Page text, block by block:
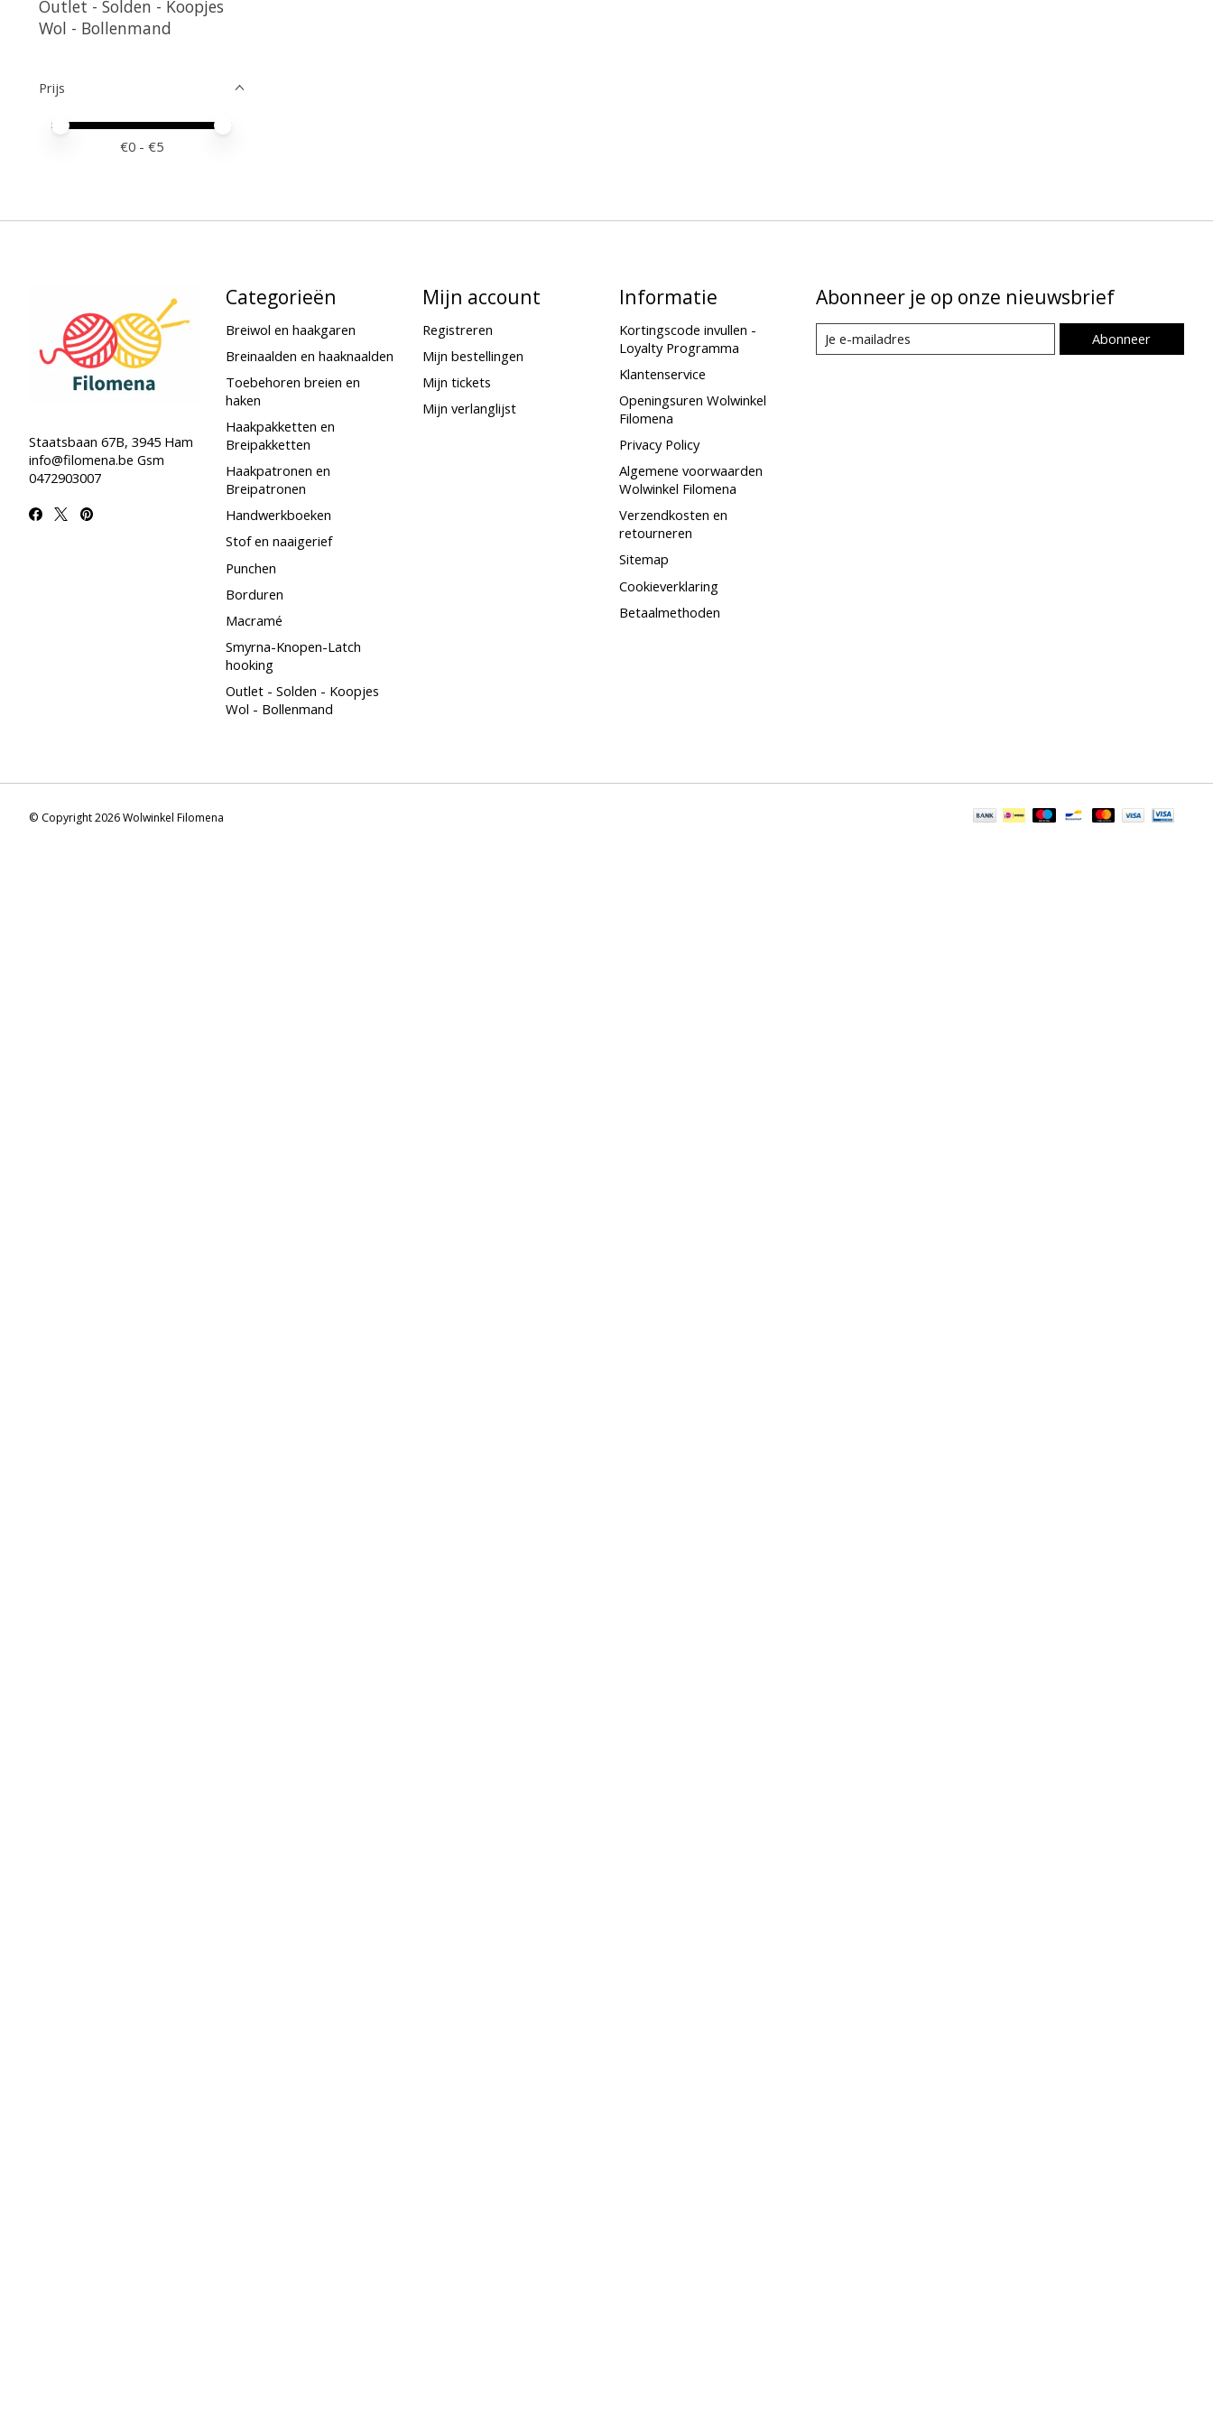
Outlet - Solden - Koopjes
Wol - Bollenmand
Prijs
Minimale prijswaarde
Price maximum value
€0 - €5
Staatsbaan 67B, 3945 Ham
info@filomena.be Gsm
0472903007
Categorieën
Breiwol en haakgaren
Breinaalden en haaknaalden
Toebehoren breien en
haken
Haakpakketten en
Breipakketten
Haakpatronen en
Breipatronen
Handwerkboeken
Stof en naaigerief
Punchen
Borduren
Macramé
Smyrna-Knopen-Latch
hooking
Outlet - Solden - Koopjes
Wol - Bollenmand
Mijn account
Registreren
Mijn bestellingen
Mijn tickets
Mijn verlanglijst
Informatie
Kortingscode invullen -
Loyalty Programma
Klantenservice
Openingsuren Wolwinkel
Filomena
Privacy Policy
Algemene voorwaarden
Wolwinkel Filomena
Verzendkosten en
retourneren
Sitemap
Cookieverklaring
Betaalmethoden
Abonneer je op onze nieuwsbrief
Abonneer
© Copyright 2026 Wolwinkel Filomena